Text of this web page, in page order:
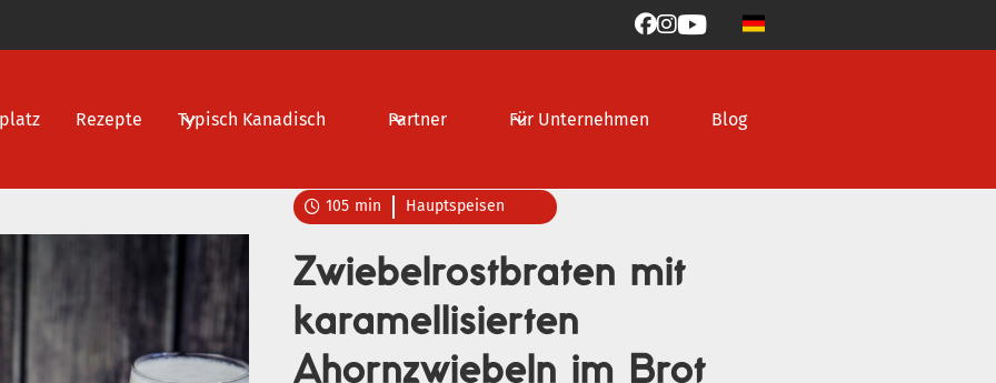

Rezepte Typisch Kanadisch Partner Für Unternehmen Blog
 105 min Hauptspeisen
Zwiebelrostbraten mit
karamellisierten
Ahornzwiebeln im Brot